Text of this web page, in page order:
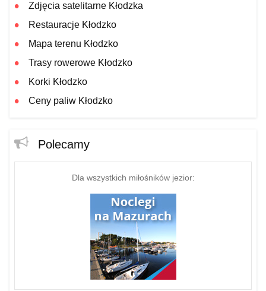
Zdjęcia satelitarne Kłodzka
Restauracje Kłodzko
Mapa terenu Kłodzko
Trasy rowerowe Kłodzko
Korki Kłodzko
Ceny paliw Kłodzko
Polecamy
Dla wszystkich miłośników jezior: